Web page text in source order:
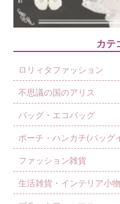
カテ
ロリィタファッション
不思議の国のアリス
バッグ・エコバッグ
ポーチ・ハンカチ(バッグ
ファッション雑貨
生活雑貨・インテリア小